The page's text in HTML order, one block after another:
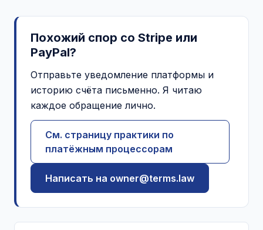
Похожий спор со Stripe или
PayPal?
Отправьте уведомление платформы и
историю счёта письменно. Я читаю
каждое обращение лично.
См. страницу практики по
платёжным процессорам
Написать на owner@terms.law